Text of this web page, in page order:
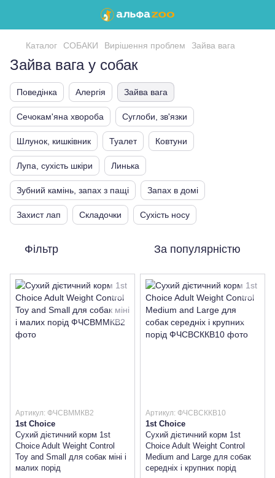
Каталог СОБАКИ Вирішення проблем Зайва вага
Зайва вага у собак
Поведінка Алергія Зайва вага
Сечокам'яна хвороба Суглоби, зв'язки
Шлунок, кишківник Туалет Ковтуни
Лупа, сухість шкіри Линька
Зубний камінь, запах з пащі Запах в домі
Захист лап Складочки Сухість носу
Фільтр За популярністю
Артикул: ФЧСВММКВ2
1st Choice
Сухий дієтичний корм 1st
Choice Adult Weight Control
Toy and Small для собак міні і
малих порід
Артикул: ФЧСВСККВ10
1st Choice
Сухий дієтичний корм 1st
Choice Adult Weight Control
Medium and Large для собак
середніх і крупних порід